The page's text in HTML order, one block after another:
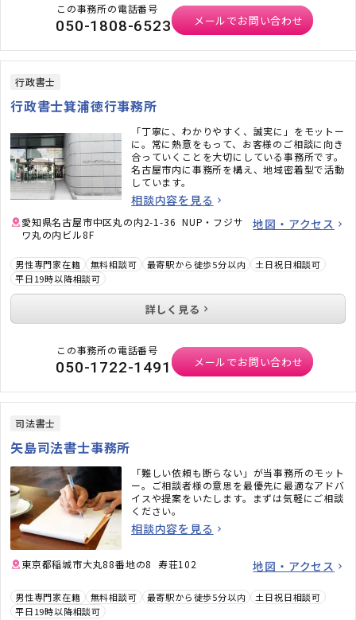
この事務所の電話番号
050-1808-6523 メールでお問い合わせ
行政書士
行政書士箕浦徳行事務所
「丁寧に、わかりやすく、誠実に」をモットー
に。常に熱意をもって、お客様のご相談に向き
合っていくことを大切にしている事務所です。
名古屋市内に事務所を構え、地域密着型で活動
しています。
相談内容を見る
愛知県名古屋市中区丸の内2-1-36 NUP・フジサ
ワ丸の内ビル8F
地図・アクセス
男性専門家在籍 無料相談可 最寄駅から徒歩5分以内
土日祝日相談可
平日19時以降相談可
詳しく見る
この事務所の電話番号
050-1722-1491 メールでお問い合わせ
司法書士
矢島司法書士事務所
「難しい依頼も断らない」が当事務所のモット
ー。ご相談者様の意思を最優先に最適なアドバ
イスや提案をいたします。まずは気軽にご相談
ください。
相談内容を見る
東京都稲城市大丸88番地の8 寿荘102 地図・アクセス
男性専門家在籍 無料相談可 最寄駅から徒歩5分以内
土日祝日相談可
平日19時以降相談可